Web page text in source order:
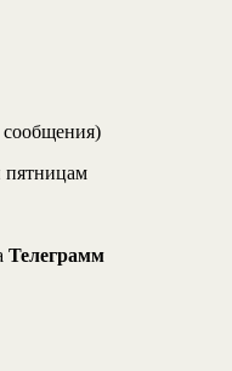
сообщения)
пятницам
Телеграмм